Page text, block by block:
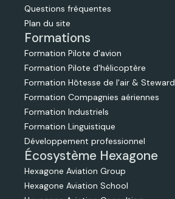
Questions fréquentes
Plan du site
Formations
Formation Pilote d'avion
Formation Pilote d'hélicoptère
Formation Hôtesse de l'air & Steward
Formation Compagnies aériennes
Formation Industriels
Formation Linguistique
Développement professionnel
Écosystème Hexagone
Hexagone Aviation Group
Hexagone Aviation School